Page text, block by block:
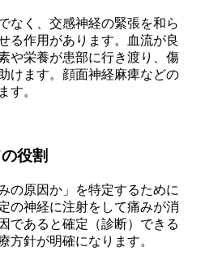
なく、交感神経の緊張を和ら
る作用があります。血流が良
や栄養が患部に行き渡り、傷
けます。顔面神経麻痺などの
す。
役割
の原因か」を特定するために
の神経に注射をして痛みが消
であると確定（診断）できる
方針が明確になります。